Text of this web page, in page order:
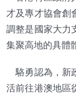
才及專才協會創
調整是國家大力
集聚高地的具體
駱勇認為，新
活前往港澳地區